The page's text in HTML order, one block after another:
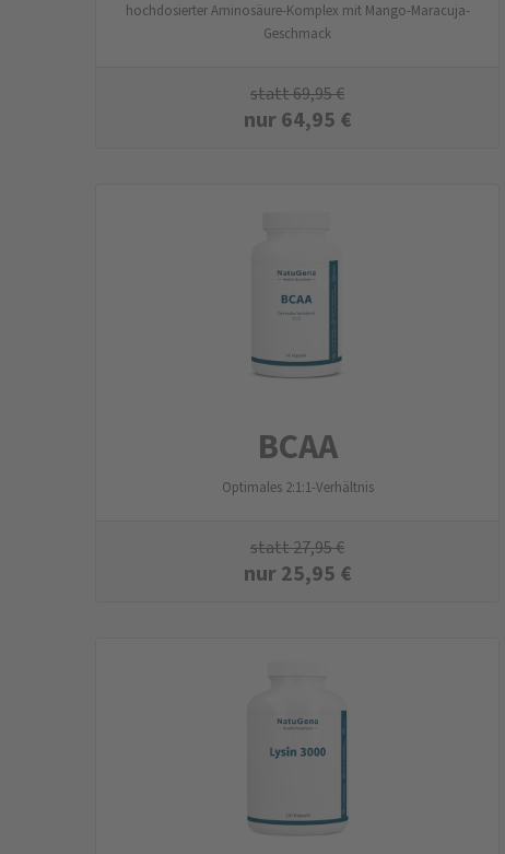
hochdosierter Aminosäure-Komplex mit Mango-Maracuja-
Geschmack
statt69,95€
nur64,95 €
BCAA
Optimales 2:1:1-Verhältnis
statt27,95€
nur25,95 €